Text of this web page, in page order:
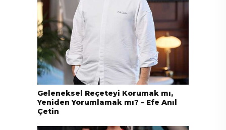
Geleneksel Reçeteyi Korumak mı,
Yeniden Yorumlamak mı? – Efe Anıl
Çetin